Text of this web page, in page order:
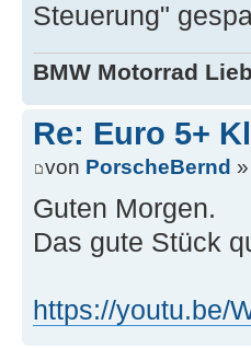
Steuerung"
BMW Motorrad
Re: Euro 5+
von PorscheBernd
Guten Morgen.
Das gute Stück
https://youtu.be/